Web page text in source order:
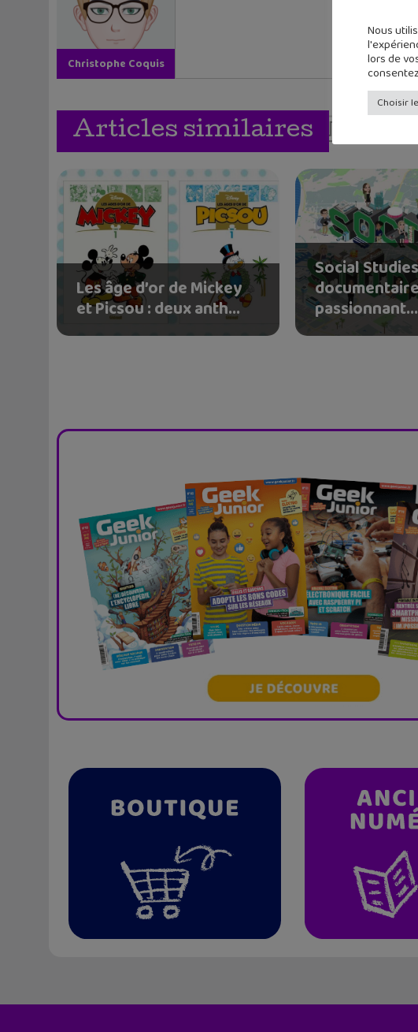
Christophe Coquis
Articles similaires
Les âge d’or de Mickey
et Picsou : deux anth...
Social
passionnant...
Nous
lors de
Choisir